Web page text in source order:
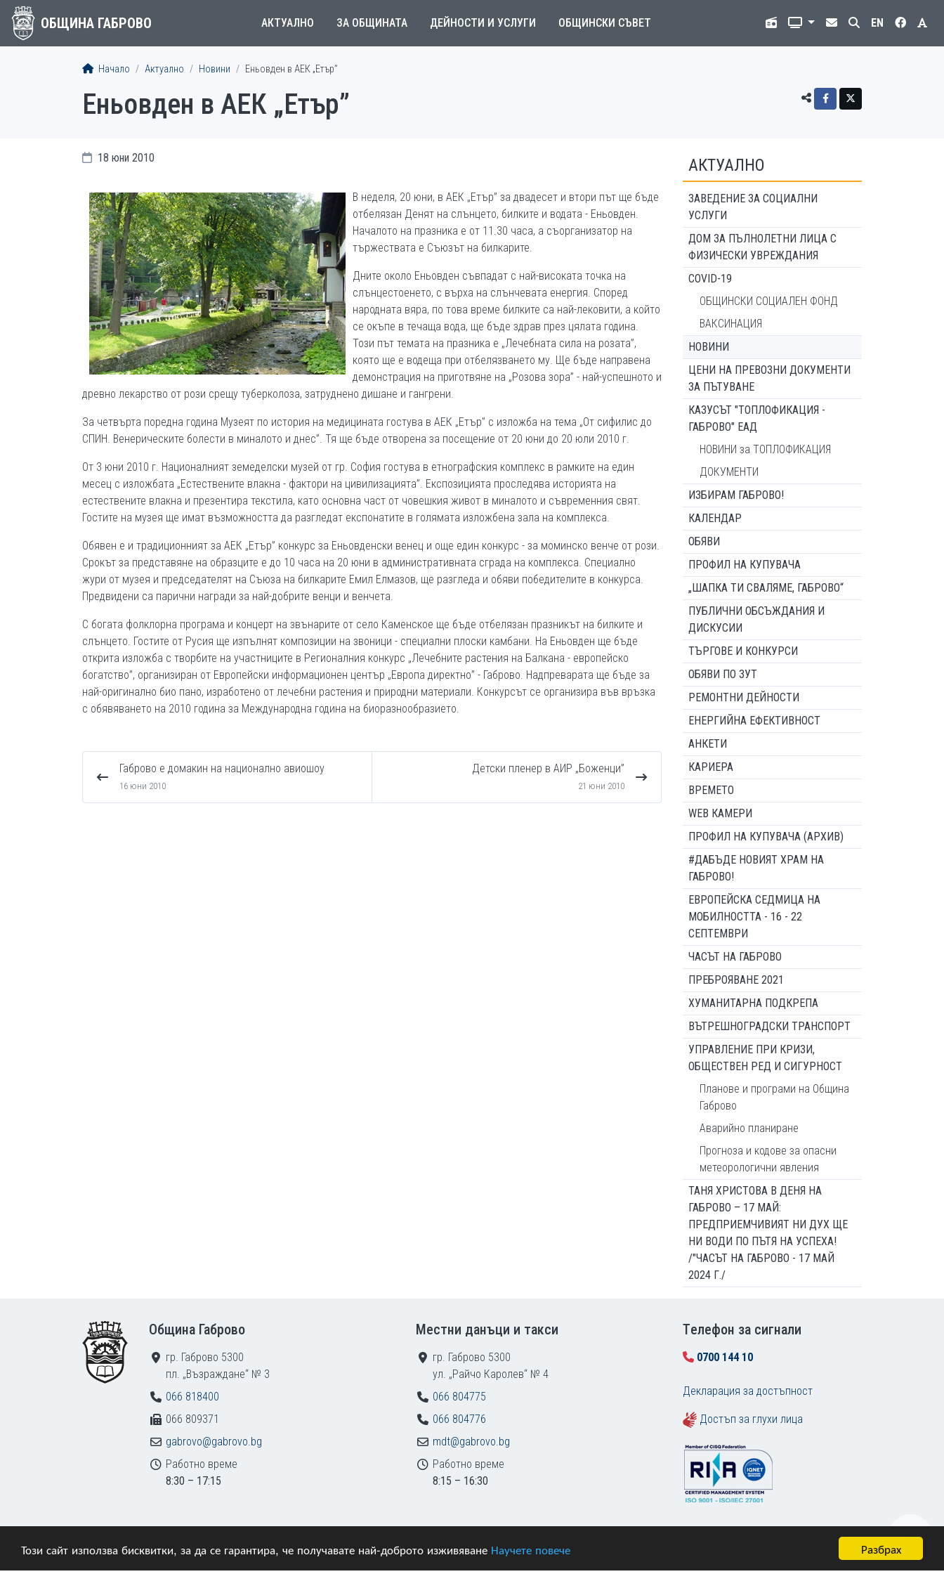
Разбрах
Този сайт използва бисквитки, за да се гарантира, че получавате най-доброто изживяване Научете повече
ОБЩИНА ГАБРОВО АКТУАЛНО ЗА ОБЩИНАТА ДЕЙНОСТИ И УСЛУГИ ОБЩИНСКИ СЪВЕТ EN
Начало Актуално Новини Еньовден в АЕК „Етър”
Еньовден в АЕК „Етър”
18 юни 2010
В неделя, 20 юни, в АЕК „Етър” за двадесет и втори път ще бъде
отбелязан Денят на слънцето, билките и водата - Еньовден.
Началото на празника е от 11.30 часа, а съорганизатор на
тържествата е Съюзът на билкарите.
Дните около Еньовден съвпадат с най-високата точка на
слънцестоенето, с върха на слънчевата енергия. Според
народната вяра, по това време билките са най-лековити, а който
се окъпе в течаща вода, ще бъде здрав през цялата година.
Този път темата на празника е „Лечебната сила на розата”,
която ще е водеща при отбелязването му. Ще бъде направена
демонстрация на приготвяне на „Розова зора” - най-успешното и
древно лекарство от рози срещу туберколоза, затруднено дишане и гангрени.
За четвърта поредна година Музеят по история на медицината гостува в АЕК „Етър” с изложба на тема „От сифилис до
СПИН. Венерическите болести в миналото и днес”. Тя ще бъде отворена за посещение от 20 юни до 20 юли 2010 г.
От 3 юни 2010 г. Националният земеделски музей от гр. София гостува в етнографския комплекс в рамките на един
месец с изложбата „Естествените влакна - фактори на цивилизацията”. Експозицията проследява историята на
естествените влакна и презентира текстила, като основна част от човешкия живот в миналото и съвременния свят.
Гостите на музея ще имат възможността да разгледат експонатите в голямата изложбена зала на комплекса.
Обявен е и традиционният за АЕК „Етър” конкурс за Еньовденски венец и още един конкурс - за моминско венче от рози.
Срокът за представяне на образците е до 10 часа на 20 юни в административната сграда на комплекса. Специално
жури от музея и председателят на Съюза на билкарите Емил Елмазов, ще разгледа и обяви победителите в конкурса.
Предвидени са парични награди за най-добрите венци и венчета.
С богата фолклорна програма и концерт на звънарите от село Каменское ще бъде отбелязан празникът на билките и
слънцето. Гостите от Русия ще изпълнят композиции на звоници - специални плоски камбани. На Еньовден ще бъде
открита изложба с творбите на участниците в Регионалния конкурс „Лечебните растения на Балкана - европейско
богатство”, организиран от Европейски информационен център „Европа директно” - Габрово. Надпреварата ще бъде за
най-оригинално био пано, изработено от лечебни растения и природни материали. Конкурсът се организира във връзка
с обявяването на 2010 година за Международна година на биоразнообразието.
Габрово е домакин на национално авиошоу
16 юни 2010
Детски пленер в АИР „Боженци”
21 юни 2010
АКТУАЛНО
ЗАВЕДЕНИЕ ЗА СОЦИАЛНИ
УСЛУГИ
ДОМ ЗА ПЪЛНОЛЕТНИ ЛИЦА С
ФИЗИЧЕСКИ УВРЕЖДАНИЯ
COVID-19
ОБЩИНСКИ СОЦИАЛЕН ФОНД
ВАКСИНАЦИЯ
НОВИНИ
ЦЕНИ НА ПРЕВОЗНИ ДОКУМЕНТИ
ЗА ПЪТУВАНЕ
КАЗУСЪТ "ТОПЛОФИКАЦИЯ -
ГАБРОВО" ЕАД
НОВИНИ за ТОПЛОФИКАЦИЯ
ДОКУМЕНТИ
ИЗБИРАМ ГАБРОВО!
КАЛЕНДАР
ОБЯВИ
ПРОФИЛ НА КУПУВАЧА
„ШАПКА ТИ СВАЛЯМЕ, ГАБРОВО“
ПУБЛИЧНИ ОБСЪЖДАНИЯ И
ДИСКУСИИ
ТЪРГОВЕ И КОНКУРСИ
ОБЯВИ ПО ЗУТ
РЕМОНТНИ ДЕЙНОСТИ
ЕНЕРГИЙНА ЕФЕКТИВНОСТ
АНКЕТИ
КАРИЕРА
ВРЕМЕТО
WEB КАМЕРИ
ПРОФИЛ НА КУПУВАЧА (АРХИВ)
#ДАБЪДЕ НОВИЯТ ХРАМ НА
ГАБРОВО!
ЕВРОПЕЙСКА СЕДМИЦА НА
МОБИЛНОСТТА - 16 - 22
СЕПТЕМВРИ
ЧАСЪТ НА ГАБРОВО
ПРЕБРОЯВАНЕ 2021
ХУМАНИТАРНА ПОДКРЕПА
ВЪТРЕШНОГРАДСКИ ТРАНСПОРТ
УПРАВЛЕНИЕ ПРИ КРИЗИ,
ОБЩЕСТВЕН РЕД И СИГУРНОСТ
Планове и програми на Община
Габрово
Аварийно планиране
Прогноза и кодове за опасни
метеорологични явления
ТАНЯ ХРИСТОВА В ДЕНЯ НА
ГАБРОВО – 17 МАЙ:
ПРЕДПРИЕМЧИВИЯТ НИ ДУХ ЩЕ
НИ ВОДИ ПО ПЪТЯ НА УСПЕХА!
/"ЧАСЪТ НА ГАБРОВО - 17 МАЙ
2024 Г./
Община Габрово
гр. Габрово 5300
пл. „Възраждане“ № 3
066 818400
066 809371
gabrovo@gabrovo.bg
Работно време
8:30 – 17:15
Местни данъци и такси
гр. Габрово 5300
ул. „Райчо Каролев“ № 4
066 804775
066 804776
mdt@gabrovo.bg
Работно време
8:15 – 16:30
Tелефон за сигнали
0700 144 10
Декларация за достъпност
Достъп за глухи лица
© 2009–2026 Община Габрово. Всички права запазени.